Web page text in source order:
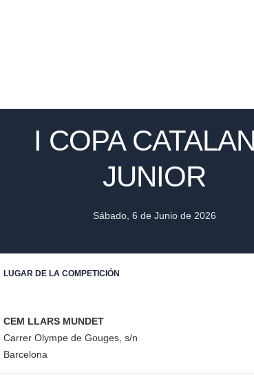
I COPA
JUNIOR
Sábado, 6 de Junio de 2026
LUGAR DE LA COMPETICIÓN
CEM LLARS MUNDET
Carrer Olympe de Gouges, s/n
Barcelona